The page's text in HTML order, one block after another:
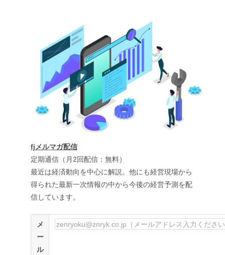
fjメルマガ配信
定期通信（月2回配信：無料）
最近は経済動向を中心に解説。他にも経営現場から
得られた最新一次情報の中から今後の経営予測を配
信しています。
メ
ー
ル